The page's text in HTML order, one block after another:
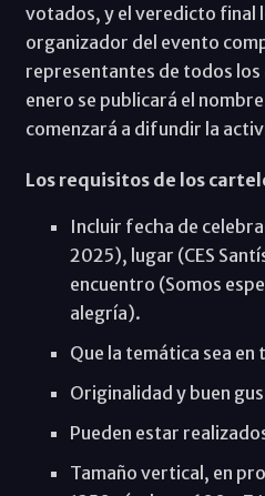
votados, y el veredicto final
organizador del evento
representantes de todos los
enero se publicará el
comenzará a difundir la
Los requisitos de los
Incluir fecha de
2025), lugar (CES
encuentro (Somos
alegría).
Que la temática sea en
Originalidad y buen
Pueden estar
Tamaño vertical, en